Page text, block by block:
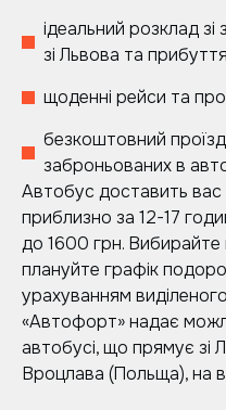
ідеальний розклад
зі Львова та
щоденні рейси та
безкоштовний
заброньованих в
Автобус доставить
приблизно за 12-17
до 1600 грн. Вибирайте
плануйте графік
урахуванням
«Автофорт» надає
автобусі, що прямує зі
Вроцлава (Польща), на